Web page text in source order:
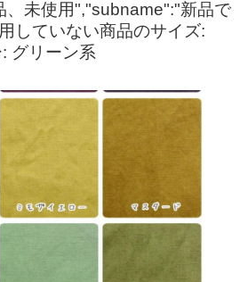
、未使用","subname":"新品で
していない商品のサイズ:
グリーン系